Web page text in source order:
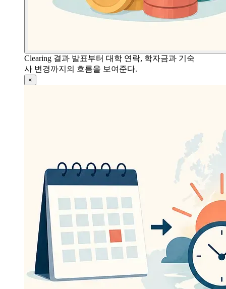
Clearing 결과 발표부터 대학 연락, 학자금과 기숙
사 변경까지의 흐름을 보여준다.
×